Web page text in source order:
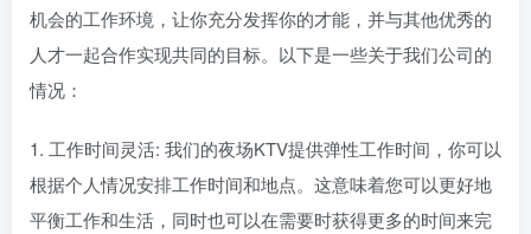
机会的工作环境，让你充分发挥你的才能，并与其他优秀的
人才一起合作实现共同的目标。以下是一些关于我们公司的
情况：
1. 工作时间灵活: 我们的夜场KTV提供弹性工作时间，你可以
根据个人情况安排工作时间和地点。这意味着您可以更好地
平衡工作和生活，同时也可以在需要时获得更多的时间来完